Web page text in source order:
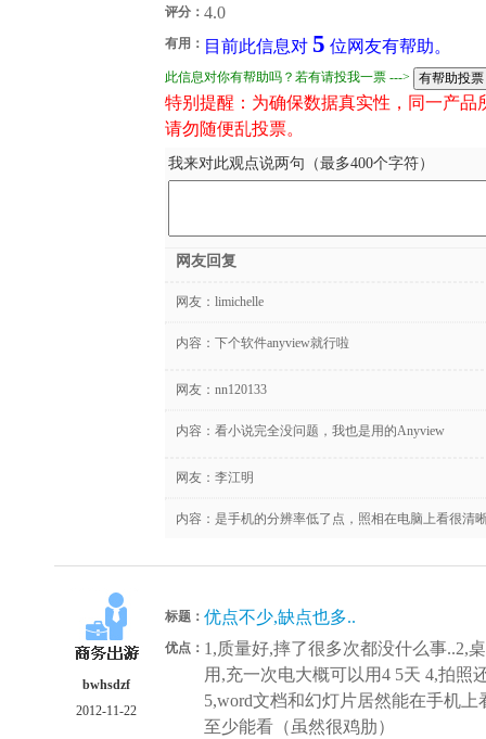
评分： 4.0
有用： 目前此信息对 5 位网友有帮助。
此信息对你有帮助吗？若有请投我一票 --->
特别提醒：为确保数据真实性，同一产
请勿随便乱投票。
我来对此观点说两句（最多400个字符）
网友回复
网友： limichelle
内容：下个软件anyview就行啦
网友： nn120133
内容：看小说完全没问题，我也是用的Anyview
网友： 李江明
内容：是手机的分辨率低了点，照相在电脑上看很清
bwhsdzf
2012-11-22
标题： 优点不少,缺点也多..
优点： 1,质量好,摔了很多次都没什么事..2,
用,充一次电大概可以用4 5天 4,拍
5,word文档和幻灯片居然能在手机
至少能看（虽然很鸡肋）